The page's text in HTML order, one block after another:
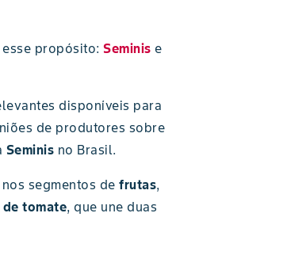
propósito: Seminis e
disponíveis para
de produtores sobre
Seminis no Brasil.
segmentos de frutas,
tomate, que une duas